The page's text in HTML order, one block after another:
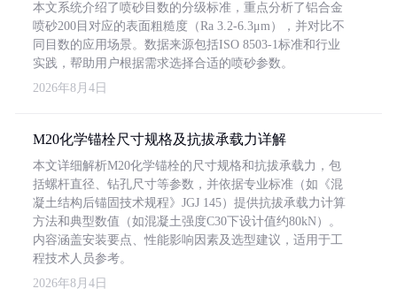
本文系统介绍了喷砂目数的分级标准，重点分析了铝合金
喷砂200目对应的表面粗糙度（Ra 3.2-6.3μm），并对比不
同目数的应用场景。数据来源包括ISO 8503-1标准和行业
实践，帮助用户根据需求选择合适的喷砂参数。
2026年8月4日
M20化学锚栓尺寸规格及抗拔承载力详解
本文详细解析M20化学锚栓的尺寸规格和抗拔承载力，包
括螺杆直径、钻孔尺寸等参数，并依据专业标准（如《混
凝土结构后锚固技术规程》JGJ 145）提供抗拔承载力计算
方法和典型数值（如混凝土强度C30下设计值约80kN）。
内容涵盖安装要点、性能影响因素及选型建议，适用于工
程技术人员参考。
2026年8月4日